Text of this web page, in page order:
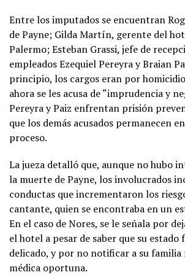
Entre los imputados se encuentran
de Payne; Gilda Martín, gerente del
Palermo; Esteban Grassi, jefe de
empleados Ezequiel Pereyra y Braian
principio, los cargos eran por
ahora se les acusa de “imprudencia y
Pereyra y Paiz enfrentan prisión
que los demás acusados permanecen
proceso.
La jueza detalló que, aunque no hubo
la muerte de Payne, los involucrados
conductas que incrementaron los
cantante, quien se encontraba en un
En el caso de Nores, se le señala por
el hotel a pesar de saber que su
delicado, y por no notificar a su familia
médica oportuna.